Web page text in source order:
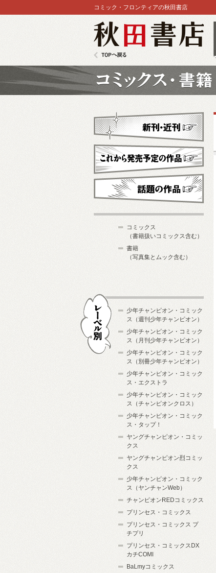
コミック・フロンティアの秋田書店
新刊・近刊
これから発売予定
コミックス
（書籍扱いコミックス含む）
書籍
（写真集とムック含む）
少年チャンピオン・コミック
ス（週刊少年チャンピオン）
少年チャンピオン・コミック
ス（月刊少年チャンピオン）
少年チャンピオン・コミック
ス（別冊少年チャンピオン）
少年チャンピオン・コミック
ス・エクストラ
少年チャンピオン・コミック
ス（チャンピオンクロス）
少年チャンピオン・コミック
ス・タップ！
ヤングチャンピオン・コミッ
クス
ヤングチャンピオン烈コミッ
クス
少年チャンピオン・コミック
ス（ヤンチャンWeb）
チャンピオンREDコミックス
プリンセス・コミックス
プリンセス・コミックス プ
チプリ
プリンセス・コミックスDX
カチCOMI
BaLmyコミックス